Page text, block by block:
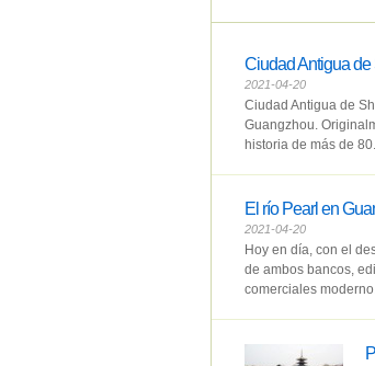
Ciudad Antigua
2021-04-20
Ciudad Antigua de
Guangzhou.
historia de más de
El río Pearl en
2021-04-20
Hoy en día, con el
de ambos bancos,
comerciales